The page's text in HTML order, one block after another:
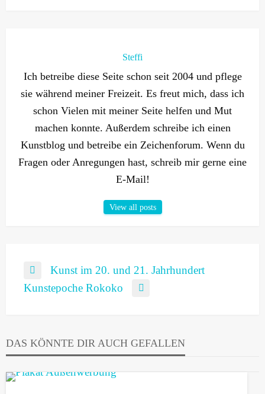
Steffi
Ich betreibe diese Seite schon seit 2004 und pflege
sie während meiner Freizeit. Es freut mich, dass ich
schon Vielen mit meiner Seite helfen und Mut
machen konnte. Außerdem schreibe ich einen
Kunstblog und betreibe ein Zeichenforum. Wenn du
Fragen oder Anregungen hast, schreib mir gerne eine
E-Mail!
View all posts
Beitragsnavigation
Previous
Post
Kunst im 20. und 21. Jahrhundert
Next
Kunstepoche Rokoko
DAS KÖNNTE DIR AUCH GEFALLEN